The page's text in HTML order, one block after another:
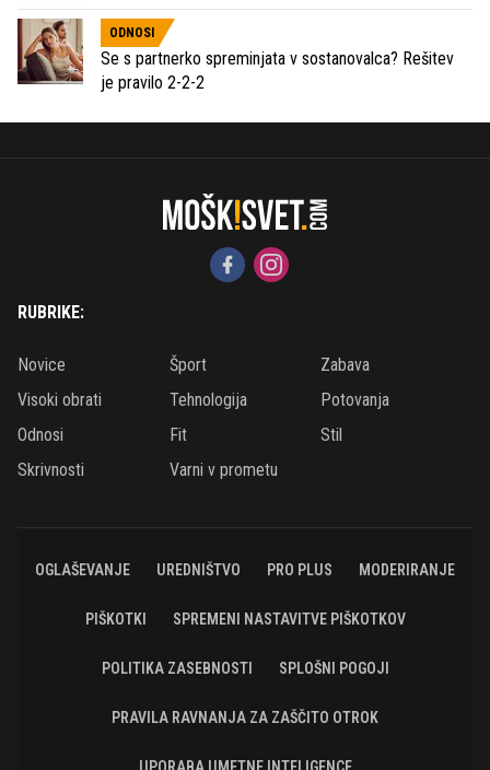
ODNOSI
Se s partnerko spreminjata v sostanovalca? Rešitev
je pravilo 2-2-2
RUBRIKE:
Novice Šport
Zabava
Visoki obrati
Tehnologija
Potovanja
Odnosi
Fit
Stil
Skrivnosti
Varni v prometu
OGLAŠEVANJE UREDNIŠTVO PRO PLUS MODERIRANJE
PIŠKOTKI SPREMENI NASTAVITVE PIŠKOTKOV
POLITIKA ZASEBNOSTI SPLOŠNI POGOJI
PRAVILA RAVNANJA ZA ZAŠČITO OTROK
UPORABA UMETNE INTELIGENCE